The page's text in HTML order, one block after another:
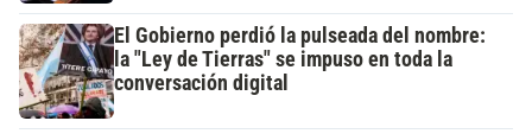
El Gobierno perdió la pulseada del nombre:
la "Ley de Tierras" se impuso en toda la
conversación digital